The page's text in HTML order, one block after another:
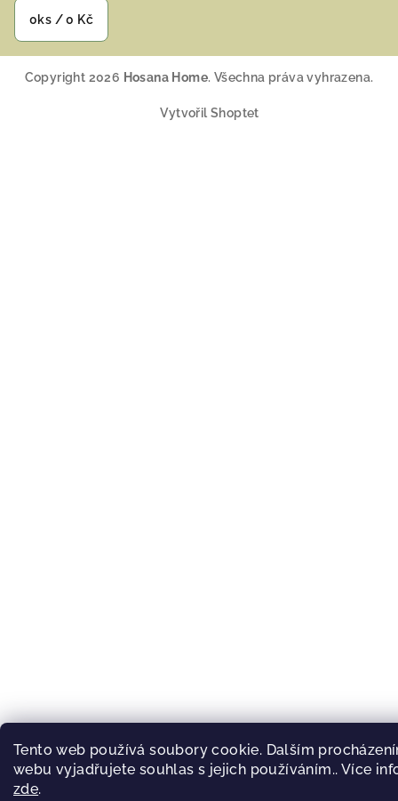
Tento web používá soubory cookie. Dalším
webu vyjadřujete souhlas s jejich používáním.. Více
zde.
0ks /0 Kč
Copyright 2026 Hosana Home. Všechna práva vyhrazena.
Vytvořil Shoptet